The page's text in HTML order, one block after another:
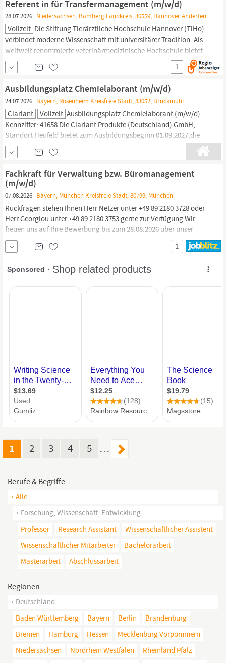
Aufgabengebiet gehören folgende Tätigkeiten:
Referent in für Transfermanagement (m/w/d)
28.07.2026 Niedersachsen, Bamberg Landkreis, 30559, Hannover Anderten
Vollzeit Die Stiftung Tierärztliche Hochschule Hannover (TiHo)
verbindet moderneWissenschaft mit universitärer Tradition. Als
weltweit renommierte veterinärmedizinische Hochschule bietet
die TiHo im Umfeld von Lehre, Forschung und Dienstleistung als
Arbeitgeberin für über 1.000 Beschäftigte in Instituten, Kliniken
1
Ausbildungsplatz Chemielaborant (m/w/d)
24.07.2026 Bayern, Rosenheim Kreisfreie Stadt, 83052, Bruckmühl
Clariant Vollzeit Ausbildungsplatz Chemielaborant (m/w/d)
Kennziffer: 41658 Die Clariant Produkte (Deutschland) GmbH,
Standort Heufeld bietet zum Ausbildungsbeginn 01.09.2027;die
Ausbildung zum Chemielaboranten (m/w/d) an. ;
Ausbildungsinhalte: ; Nah dran an der
Wissenschaftler...
Fachkraft für Verwaltung bzw. Büromanagement
(m/w/d)
07.08.2026 Bayern, München Kreisfreie Stadt, 80799, München
Rückfragen stehen Ihnen Herr Netzer unter +49 89 2180 3728 oder
Herr Georgiou unter +49 89 2180 3753 gerne zur Verfügung Wir
freuen uns auf Ihre Bewerbung bis zum 28.08.2026 über unser
Bewerbungsportal. Wo
alles ist. An der LMU
arbeiten
Wissenschaftlerinnen
auf höchstem
1
1 2 3 4 5 …
Berufe & Begriffe
+ Alle
+ Forschung, Wissenschaft, Entwicklung
Professor
Research Assistant
Wissenschaftlicher Assistent
Wissenschaftlicher Mitarbeiter
Bachelorarbeit
Masterarbeit
Abschlussarbeit
Regionen
+ Deutschland
Baden Württemberg
Bayern Berlin
Brandenburg
Bremen
Hamburg Hessen
Mecklenburg Vorpommern
Niedersachsen
Nordrhein Westfalen
Rheinland Pfalz